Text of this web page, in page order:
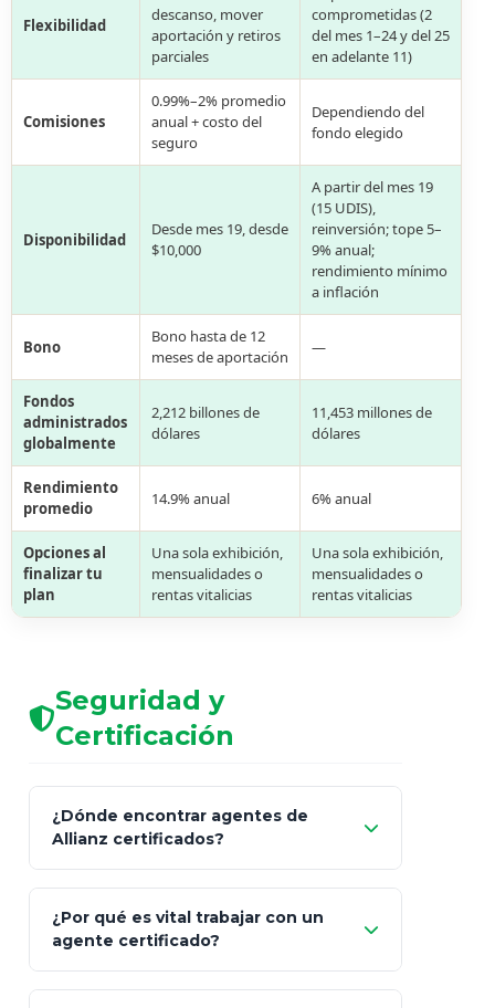
Flexibilidad
descanso, mover
aportación y retiros
parciales
comprometidas (2
del mes 1–24 y del 25
en adelante 11)
Comisiones
0.99%–2% promedio
anual + costo del
seguro
Dependiendo del
fondo elegido
Disponibilidad
Desde mes 19, desde
$10,000
A partir del mes 19
(15 UDIS),
reinversión; tope 5–
9% anual;
rendimiento mínimo
a inflación
Bono
Bono hasta de 12
meses de aportación
—
Fondos
administrados
globalmente
2,212 billones de
dólares
11,453 millones de
dólares
Rendimiento
promedio
14.9% anual 6% anual
Opciones al
finalizar tu
plan
Una sola exhibición,
mensualidades o
rentas vitalicias
Una sola exhibición,
mensualidades o
rentas vitalicias
Seguridad y
Certificación
¿Dónde encontrar agentes de
Allianz certificados?
Seguros y Fianzas (CNSF)
netWorth
¿Por qué es vital trabajar con un
agente certificado?